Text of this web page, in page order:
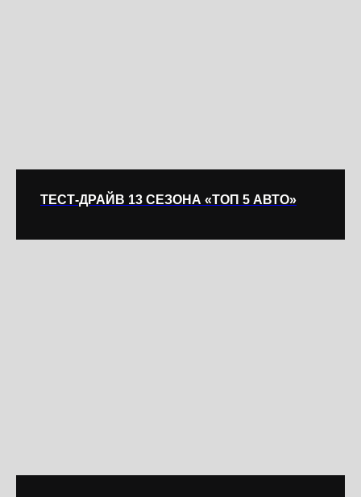
ТЕСТ-ДРАЙВ 13 СЕЗОНА «ТОП 5 АВТО»